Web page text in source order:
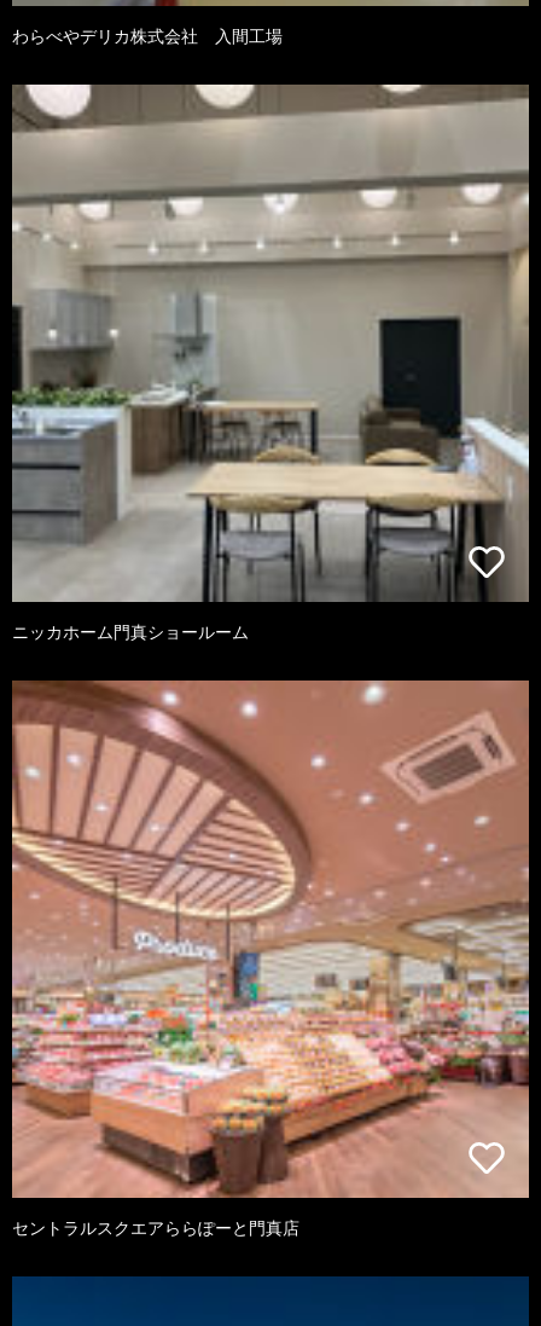
わらべやデリカ株式会社 入間工場
ニッカホーム門真ショールーム
セントラルスクエアららぽーと門真店